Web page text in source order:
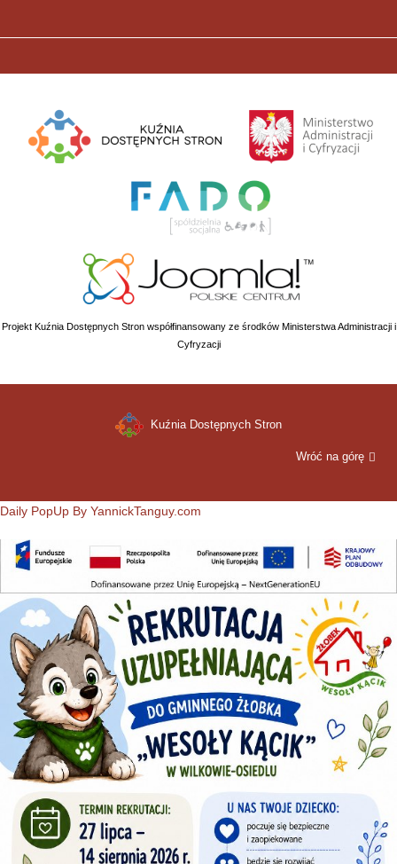
Projekt Kuźnia Dostępnych Stron współfinansowany ze środków Ministerstwa Administracji i
Cyfryzacji
Kuźnia Dostępnych Stron
Wróć na górę
Daily PopUp By YannickTanguy.com